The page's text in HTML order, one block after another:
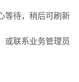
等待，稍后可刷新
或联系业务管理员